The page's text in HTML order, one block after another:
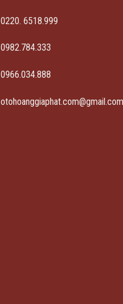
0220. 6518.999
0982.784.333
0966.034.888
otohoanggiaphat.com@gmail.com